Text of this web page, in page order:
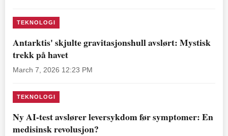
TEKNOLOGI
Antarktis' skjulte gravitasjonshull avslørt: Mystisk
trekk på havet
March 7, 2026 12:23 PM
TEKNOLOGI
Ny AI-test avslører leversykdom før symptomer: En
medisinsk revolusjon?